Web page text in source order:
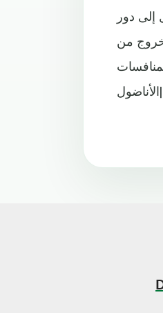
إلى دور
والخروج من